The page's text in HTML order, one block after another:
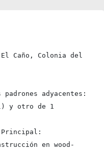
Caño, Colonia del
adyacentes:
y otro de 1
Principal:
en wood-